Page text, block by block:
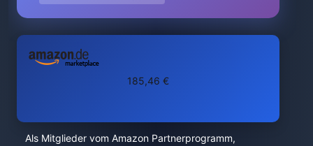
185,46 €
Als Mitglieder vom Amazon Partnerprogramm,